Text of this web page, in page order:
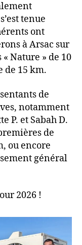
tenue
ont
à Arsac sur
Nature » de 10
de 15 km.
de
notamment
P. et Sabah D.
de
ou encore
général
2026 !